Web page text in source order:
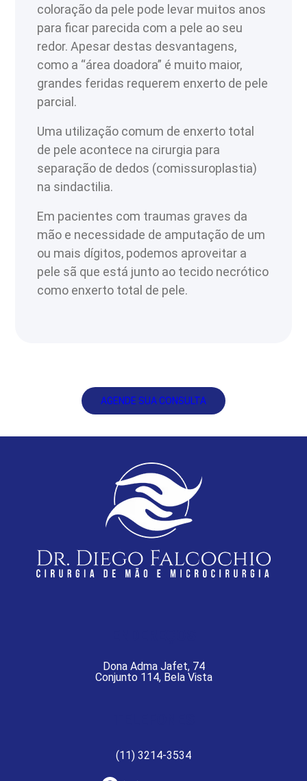
coloração da pele pode levar muitos anos
para ficar parecida com a pele ao seu
redor. Apesar destas desvantagens,
como a “área doadora” é muito maior,
grandes feridas requerem enxerto de pele
parcial.
Uma utilização comum de enxerto total
de pele acontece na cirurgia para
separação de dedos (comissuroplastia)
na sindactilia.
Em pacientes com traumas graves da
mão e necessidade de amputação de um
ou mais dígitos, podemos aproveitar a
pele sã que está junto ao tecido necrótico
como enxerto total de pele.
AGENDE SUA CONSULTA
Dona Adma Jafet, 74
Conjunto 114, Bela Vista
(11) 3214-3534